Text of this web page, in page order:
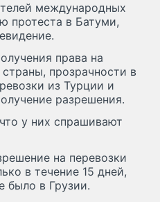
международных
протеста в Батуми,
права на
прозрачности в
из Турции и
разрешения.
у них спрашивают
на перевозки
в течение 15 дней,
было в Грузии.